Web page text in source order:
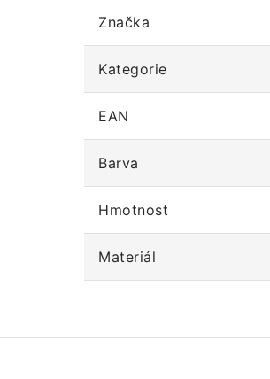
Značka
Kategorie
EAN
Barva
Hmotnost
Materiál